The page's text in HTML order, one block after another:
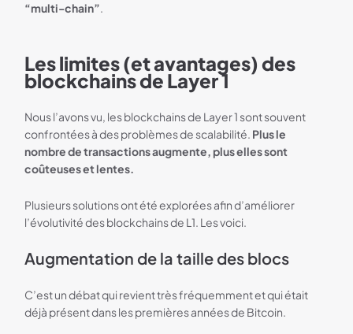
“multi-chain”.
Les limites (et avantages) des
blockchains de Layer 1
Nous l’avons vu, les blockchains de Layer 1 sont souvent
confrontées à des problèmes de scalabilité. Plus le
nombre de transactions augmente, plus elles sont
coûteuses et lentes.
Plusieurs solutions ont été explorées afin d’améliorer
l’évolutivité des blockchains de L1. Les voici.
Augmentation de la taille des blocs
C’est un débat qui revient très fréquemment et qui était
déjà présent dans les premières années de Bitcoin.